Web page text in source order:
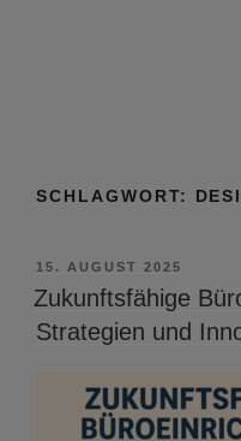
SCHLAGWORT:
VERÖFFENTLICHT
AM
15. AUGUST 2025
Zukunftsfähige
Strategien und